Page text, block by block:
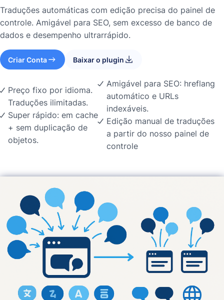
Traduções automáticas com edição precisa do painel de
controle. Amigável para SEO, sem excesso de banco de
dados e desempenho ultrarrápido.
Criar Conta Baixar o plugin
Preço fixo por idioma.
Traduções ilimitadas.
Super rápido: em cache
+ sem duplicação de
objetos.
Amigável para SEO: hreflang
automático e URLs
indexáveis.
Edição manual de traduções
a partir do nosso painel de
controle